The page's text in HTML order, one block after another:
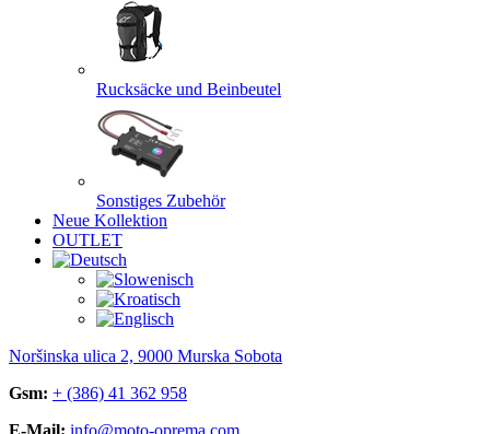
Rucksäcke und Beinbeutel
Sonstiges Zubehör
Neue Kollektion
OUTLET
Noršinska ulica 2, 9000 Murska Sobota
Gsm: + (386) 41 362 958
E-Mail: info@moto-oprema.com